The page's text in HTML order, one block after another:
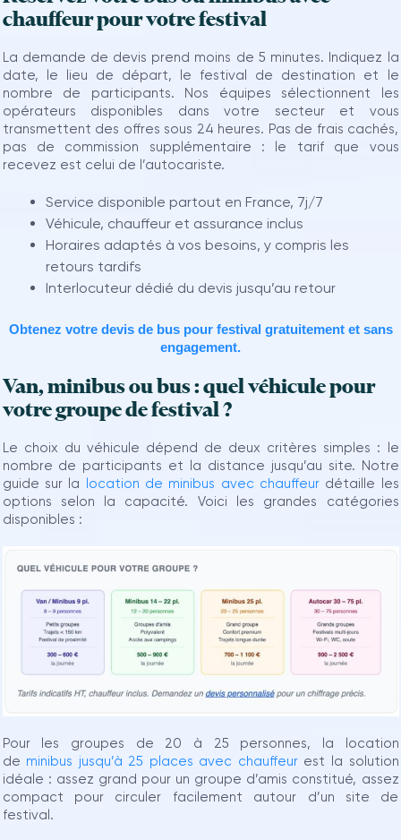
chauffeur pour votre festival
La demande de devis prend moins de 5 minutes. Indiquez la
date, le lieu de départ, le festival de destination et le
nombre de participants. Nos équipes sélectionnent les
opérateurs disponibles dans votre secteur et vous
transmettent des offres sous 24 heures. Pas de frais cachés,
pas de commission supplémentaire : le tarif que vous
recevez est celui de l’autocariste.
Service disponible partout en France, 7j/7
Véhicule, chauffeur et assurance inclus
Horaires adaptés à vos besoins, y compris les
retours tardifs
Interlocuteur dédié du devis jusqu’au retour
Obtenez votre devis de bus pour festival gratuitement et sans
engagement.
Van, minibus ou bus : quel véhicule pour
votre groupe de festival ?
Le choix du véhicule dépend de deux critères simples : le
nombre de participants et la distance jusqu’au site. Notre
guide sur la location de minibus avec chauffeurdétaille les
options selon la capacité. Voici les grandes catégories
disponibles :
Pour les groupes de 20 à 25 personnes, la location
de minibus jusqu’à 25 places avec chauffeurest la solution
idéale : assez grand pour un groupe d’amis constitué, assez
compact pour circuler facilement autour d’un site de
festival.